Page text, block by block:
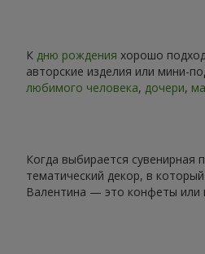
К дню рождения хорошо
авторские изделия или мини-
любимого человека, дочери,
Когда выбирается сувенирная
тематический декор, в
Валентина — это конфеты или